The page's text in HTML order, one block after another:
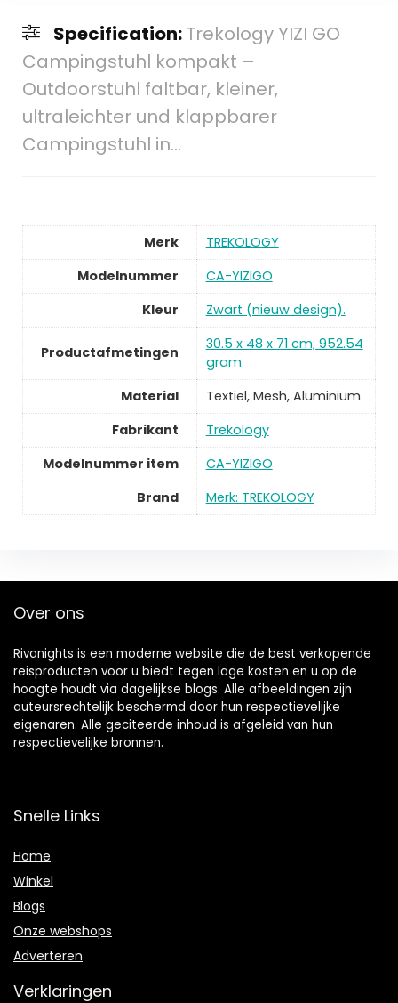
Specification:Trekology YIZI GO
Campingstuhl kompakt –
Outdoorstuhl faltbar, kleiner,
ultraleichter und klappbarer
Campingstuhl in…
Merk
TREKOLOGY
Modelnummer
CA-YIZIGO
Kleur
Zwart (nieuw design).
Productafmetingen
30.5 x 48 x 71 cm; 952.54
gram
Material
Textiel, Mesh, Aluminium
Fabrikant
Trekology
Modelnummer item
CA-YIZIGO
Brand
Merk: TREKOLOGY
Over ons
Rivanights is een moderne website die de best verkopende
reisproducten voor u biedt tegen lage kosten en u op de
hoogte houdt via dagelijkse blogs. Alle afbeeldingen zijn
auteursrechtelijk beschermd door hun respectievelijke
eigenaren. Alle geciteerde inhoud is afgeleid van hun
respectievelijke bronnen.
Snelle Links
Home
Winkel
Blogs
Onze webshops
Adverteren
Verklaringen